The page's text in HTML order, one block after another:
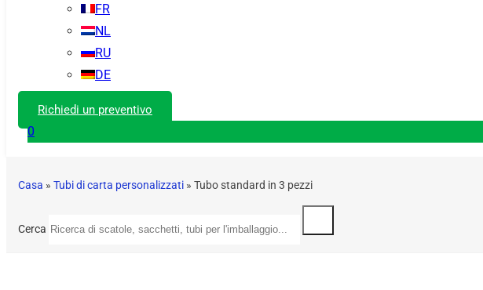
FR
NL
RU
DE
Richiedi un preventivo
0
Casa » Tubi di carta personalizzati » Tubo standard in 3 pezzi
Cerca